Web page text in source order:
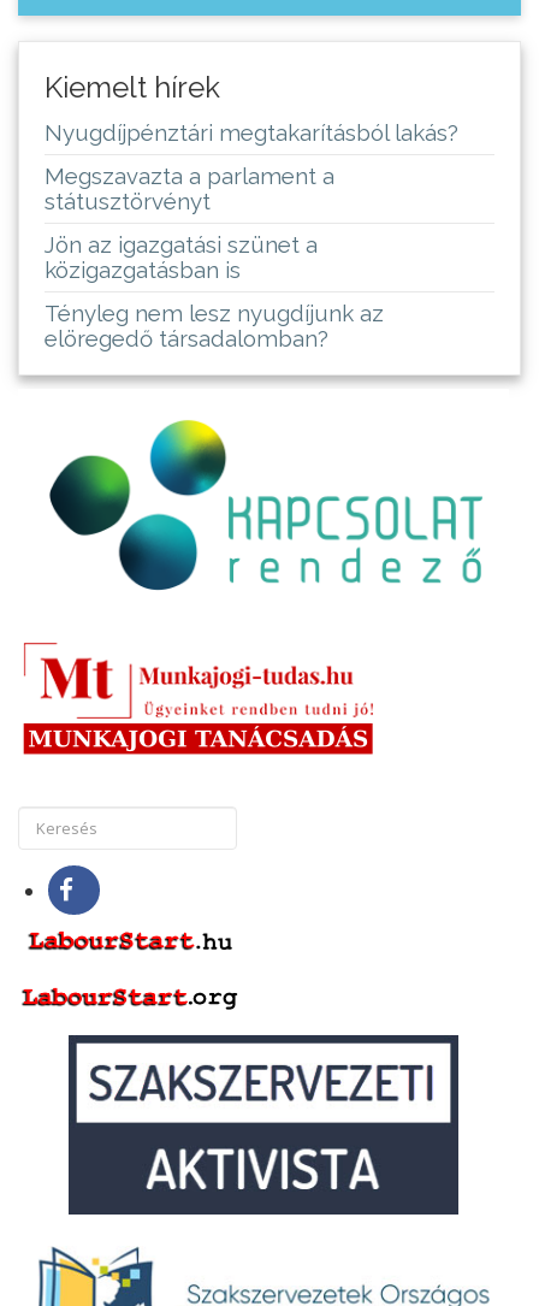
Kiemelt hírek
Nyugdíjpénztári megtakarításból lakás?
Megszavazta a parlament a
státusztörvényt
Jön az igazgatási szünet a
közigazgatásban is
Tényleg nem lesz nyugdíjunk az
elöregedő társadalomban?